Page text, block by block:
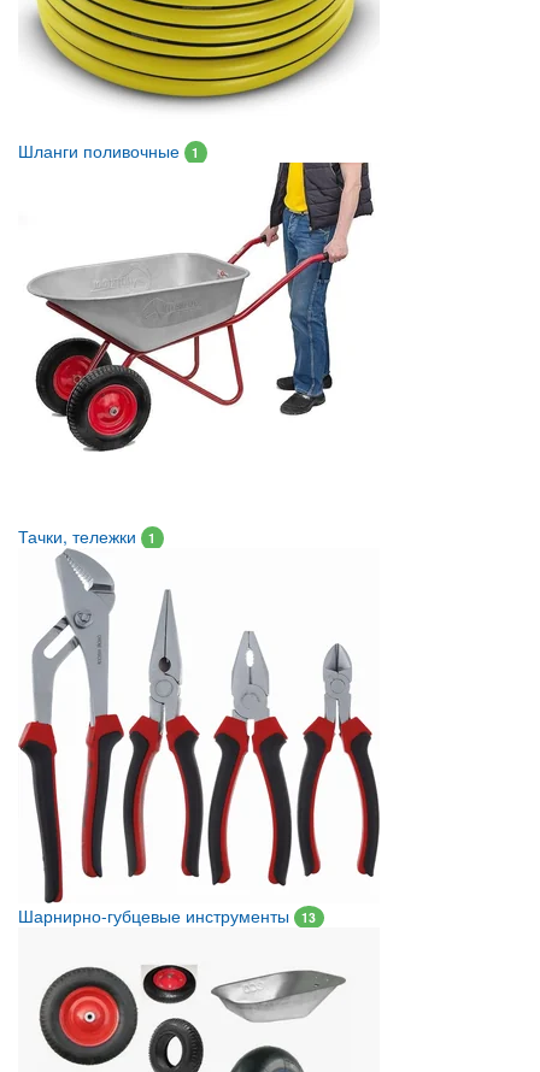
Шланги поливочные 1
Тачки, тележки 1
Шарнирно-губцевые инструменты 13